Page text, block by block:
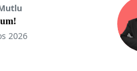
2026